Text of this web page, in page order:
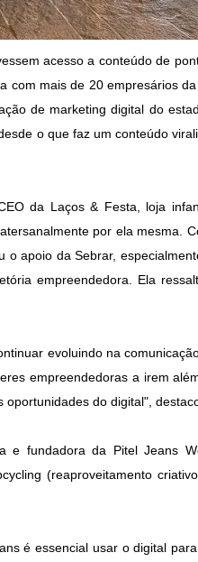
acesso a conteúdo de
com mais de 20 empresários
de marketing digital do
o que faz um conteúdo
da Laços & Festa, loja
por ela mesma.
apoio da Sebrar,
empreendedora. Ela
evoluindo na
empreendedoras a irem
do digital",
e fundadora da Pitel Jeans
(reaproveitamento
é essencial usar o digital